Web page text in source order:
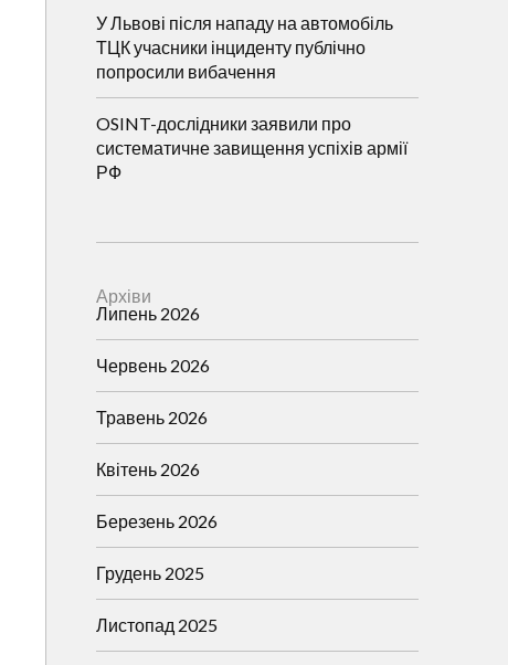
У Львові після нападу на автомобіль
ТЦК учасники інциденту публічно
попросили вибачення
OSINT-дослідники заявили про
систематичне завищення успіхів армії
РФ
Архіви
Липень 2026
Червень 2026
Травень 2026
Квітень 2026
Березень 2026
Грудень 2025
Листопад 2025